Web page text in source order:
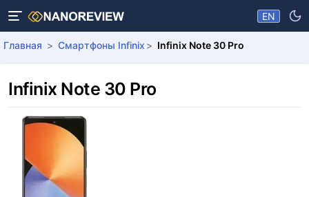
EN
Главная Смартфоны Infinix Infinix Note 30 Pro
Infinix Note 30 Pro